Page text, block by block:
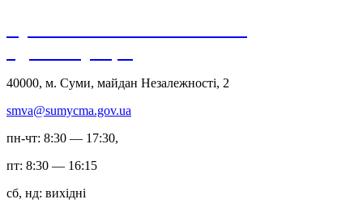
40000, м. Суми, майдан Незалежності, 2
smva@sumycma.gov.ua
пн-чт: 8:30 — 17:30,
пт: 8:30 — 16:15
сб, нд: вихідні